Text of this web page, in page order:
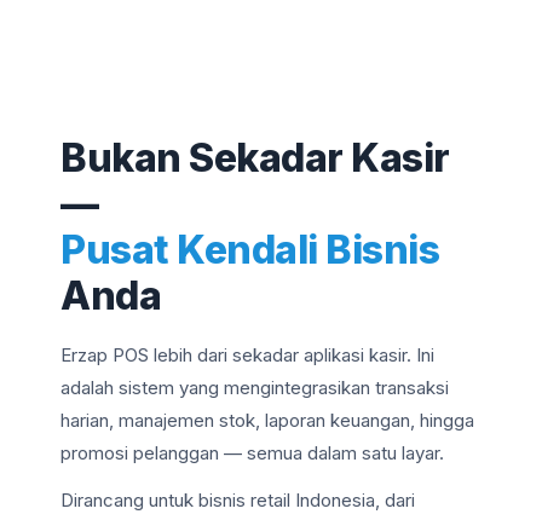
Bukan Sekadar Kasir
—
Pusat Kendali Bisnis
Anda
Erzap POS lebih dari sekadar aplikasi kasir. Ini
adalah sistem yang mengintegrasikan transaksi
harian, manajemen stok, laporan keuangan, hingga
promosi pelanggan — semua dalam satu layar.
Dirancang untuk bisnis retail Indonesia, dari